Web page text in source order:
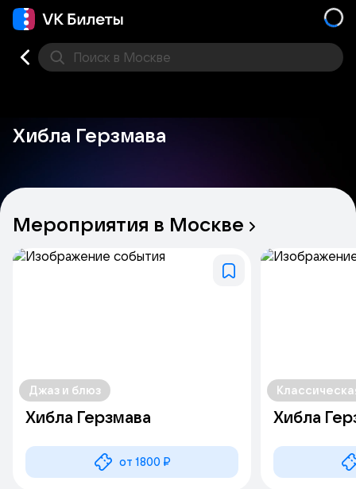
Поиск в Москве
Хибла Герзмава
Мероприятия в Москве
Джаз и блюз
Хибла Герзмава
от 1800 ₽
Хибла